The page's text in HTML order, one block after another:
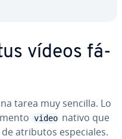
vídeos fá­
tarea muy sencilla. Lo
video nativo que
atributos es­pe­cia­les.